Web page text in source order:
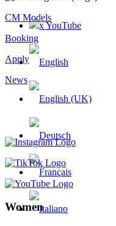
x YouTube
CM Models
Booking
Apply
News
Women